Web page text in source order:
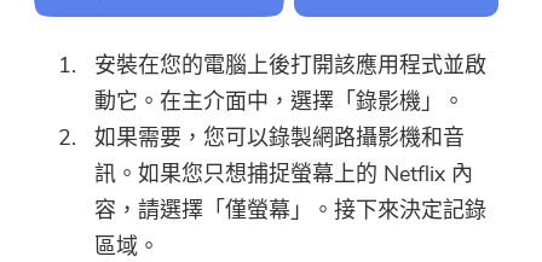
安裝在您的電腦上後打開該應用程式並啟
動它。在主介面中，選擇「錄影機」。
如果需要，您可以錄製網路攝影機和音
訊。如果您只想捕捉螢幕上的 Netflix 內
容，請選擇「僅螢幕」。接下來決定記錄
區域。